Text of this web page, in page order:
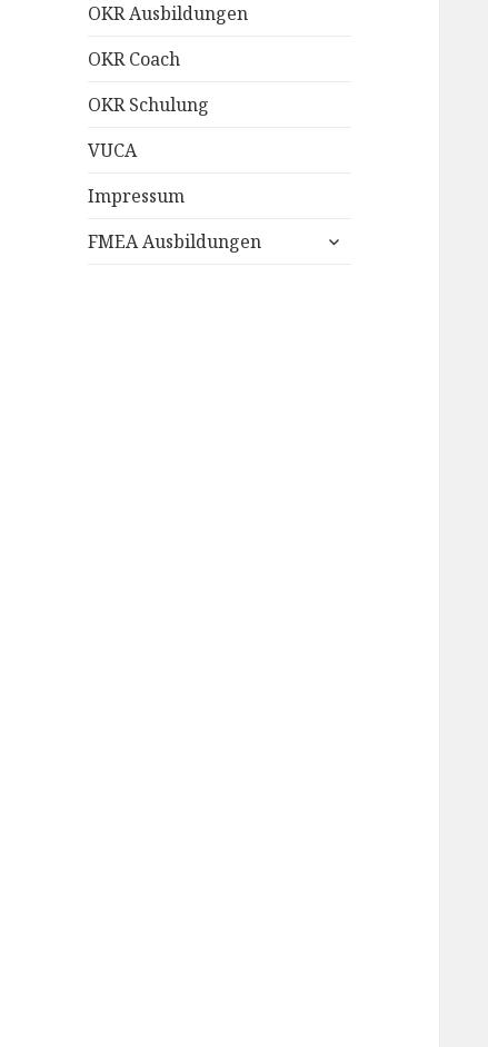
OKR Ausbildungen
OKR Coach
OKR Schulung
VUCA
Impressum
FMEA Ausbildungen
untermenü